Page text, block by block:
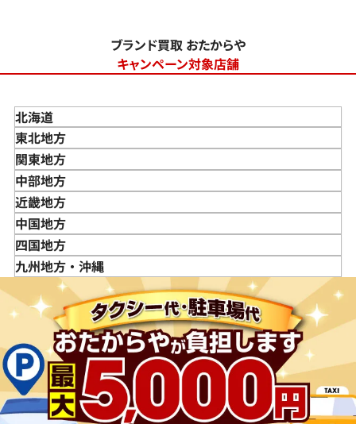
ブランド買取 おたからや
キャンペーン対象店舗
北海道
東北地方
青森県
岩手県
宮城県
秋田県
山形県
福島県
関東地方
東京都
神奈川県
埼玉県
千葉県
茨城県
栃木県
群馬県
中部地方
新潟県
富山県
石川県
山梨県
長野県
岐阜県
静岡県
愛知県
近畿地方
三重県
滋賀県
京都府
兵庫県
奈良県
和歌山県
中国地方
鳥取県
島根県
広島県
山口県
四国地方
徳島県
愛媛県
九州地方・沖縄
佐賀県
長崎県
熊本県
大分県
宮崎県
鹿児島県